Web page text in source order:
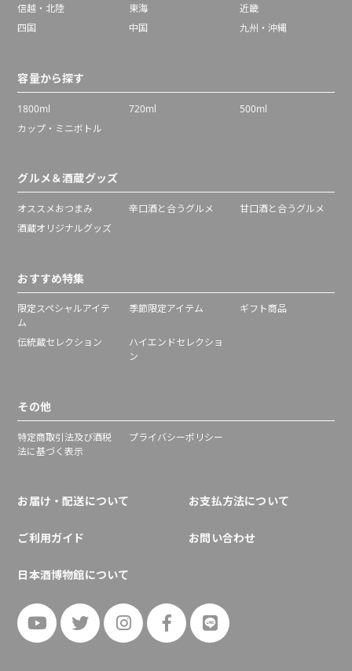
信越・北陸
東海
近畿
四国
中国 九州・沖縄
容量から探す
1800ml 720ml
500ml
カップ・ミニボトル
グルメ＆酒蔵グッズ
オススメおつまみ 辛口酒と合うグルメ
甘口酒と合うグルメ
酒蔵オリジナルグッズ
おすすめ特集
限定スペシャルアイテ
ム
季節限定アイテム ギフト商品
伝統蔵セレクション
ハイエンドセレクショ
ン
その他
特定商取引法及び酒税
法に基づく表示
プライバシーポリシー
お届け・配送について お支払方法について
ご利用ガイド お問い合わせ
日本酒博物館について